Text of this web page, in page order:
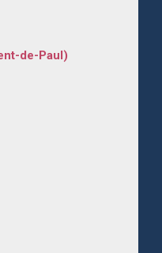
de-Paul)